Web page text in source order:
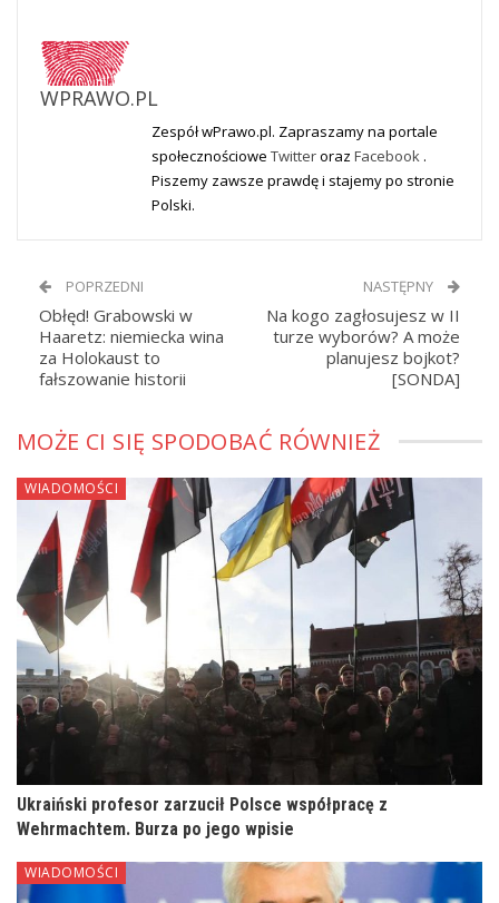
WPRAWO.PL
Zespół wPrawo.pl. Zapraszamy na portale
społecznościowe Twitteroraz Facebook .
Piszemy zawsze prawdę i stajemy po stronie
Polski.
POPRZEDNI
Obłęd! Grabowski w
Haaretz: niemiecka wina
za Holokaust to
fałszowanie historii
NASTĘPNY
Na kogo zagłosujesz w II
turze wyborów? A może
planujesz bojkot?
[SONDA]
MOŻE CI SIĘ SPODOBAĆ RÓWNIEŻ
WIADOMOŚCI
Ukraiński profesor zarzucił Polsce współpracę z
Wehrmachtem. Burza po jego wpisie
WIADOMOŚCI